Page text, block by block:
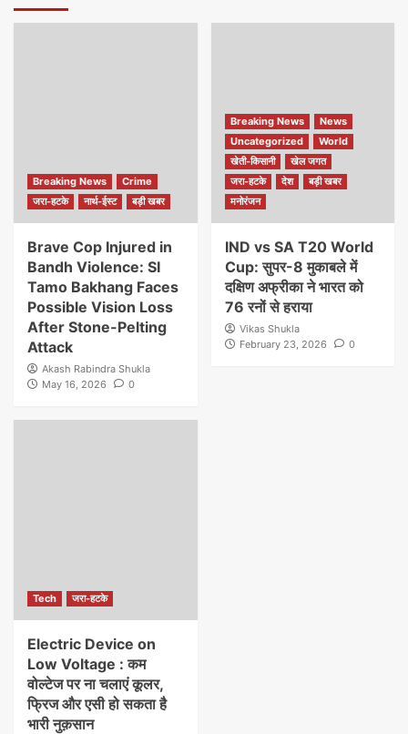
Breaking News
Crime
जरा-हटके
नार्थ-ईस्ट बड़ी खबर
Brave Cop Injured in
Bandh Violence: SI
Tamo Bakhang Faces
Possible Vision Loss
After Stone-Pelting
Attack
Akash Rabindra Shukla
May 16, 2026
0
Breaking News
News
Uncategorized
World
खेती-किसानी
खेल जगत
जरा-हटके
देश
बड़ी खबर
मनोरंजन
IND vs SA T20 World
Cup: सुपर-8 मुकाबले में
दक्षिण अफ्रीका ने भारत को
76 रनों से हराया
Vikas Shukla
February 23, 2026
0
Tech जरा-हटके
Electric Device on
Low Voltage : कम
वोल्टेज पर ना चलाएं कूलर,
फ्रिज और एसी हो सकता है
भारी नुक़सान